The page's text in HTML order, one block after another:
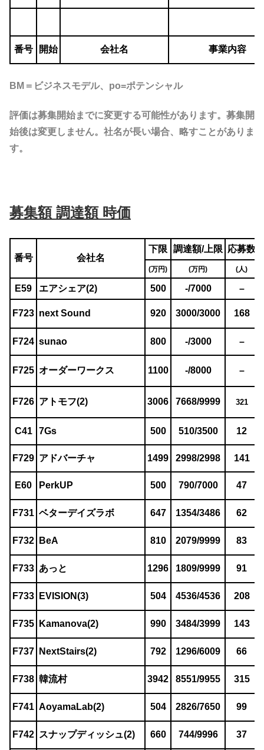
番号 開始 会社名 事業内容
BM＝ビジネスモデル、po=ポテンシャル
評価は募集開始までに変更する可能性があります。募集開
始後は変更しません。社名が長い場合、略すことがありま
す。
募集額 調達額 時価
番号 会社名
下限 調達額/上限 応募数
(万円) (万円) (人)
E59 エアシェア(2) 500 -/7000 –
F723 next Sound 920 3000/3000 168
F724 sunao 800 -/3000 –
F725 オーダーワークス 1100 -/8000 –
F726 アトモフ(2) 3006 7668/9999 321
C41 7Gs 500 510/3500 12
F729 アドバーチャ 1499 2998/2998 141
E60 PerkUP 500 790/7000 47
F731 ベターデイズラボ 647 1354/3486 62
F732 BeA 810 2079/9999 83
F733 あっと 1296 1809/9999 91
F733 EVISION(3) 504 4536/4536 208
F735 Kamanova(2) 990 3484/3999 143
F737 NextStairs(2) 792 1296/6009 66
F738 韓流村 3942 8551/9955 315
F741 AoyamaLab(2) 504 2826/7650 99
F742 スナップディッシュ(2) 660 744/9996 37